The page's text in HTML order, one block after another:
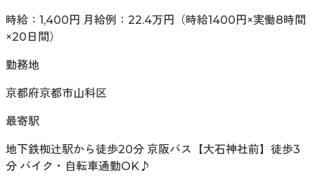
時給：1,400円 月給例：22.4万円（時給1400円×実働8時間
×20日間）
勤務地
京都府京都市山科区
最寄駅
地下鉄椥辻駅から徒歩20分 京阪バス【大石神社前】徒歩3
分 バイク・自転車通勤OK♪